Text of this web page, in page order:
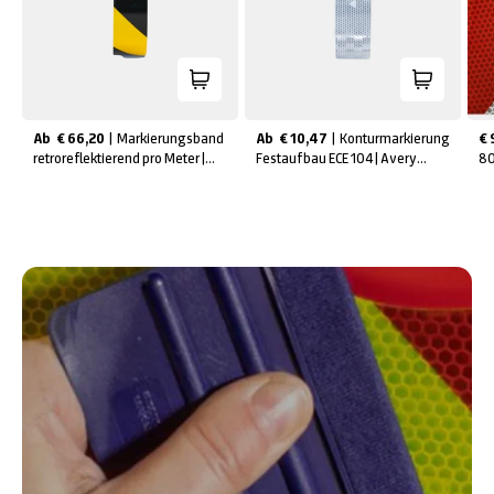
Ab € 66,20 | Markierungsband
retroreflektierend pro Meter |
Ab € 10,47 | Konturmarkierung
Festaufbau ECE 104 | Avery
€